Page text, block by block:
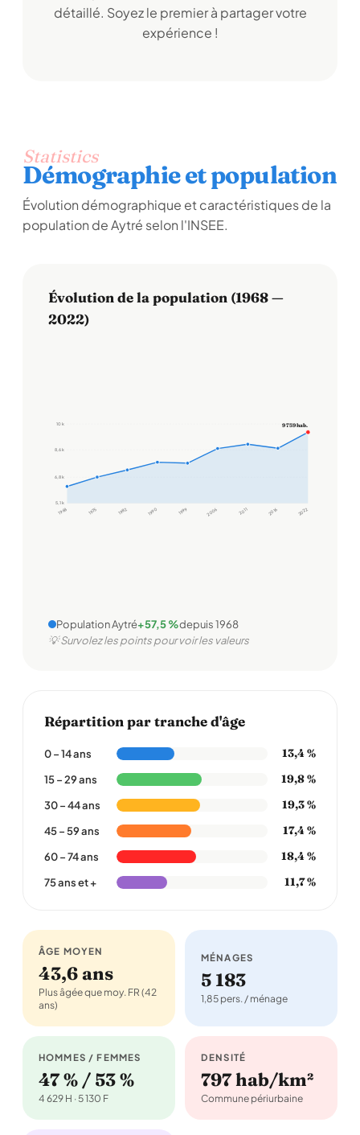
détaillé. Soyez le premier à partager votre
expérience !
Statistics
Démographie et population
Évolution démographique et caractéristiques de la
population de Aytré selon l'INSEE.
Évolution de la population (1968 —
2022)
5,1 k
6,8 k
8,6 k
10 k
1968 1975 1982 1990 1999 2006 2011 2016 2022
9 759 hab.
Population Aytré+57,5 %depuis 1968
💡 Survolez les points pour voir les valeurs
Répartition par tranche d'âge
0 – 14 ans 13,4 %
15 – 29 ans 19,8 %
30 – 44 ans 19,3 %
45 – 59 ans 17,4 %
60 – 74 ans 18,4 %
75 ans et + 11,7 %
ÂGE MOYEN
43,6 ans
Plus âgée que moy. FR (42
ans)
MÉNAGES
5 183
1,85 pers. / ménage
HOMMES / FEMMES
47 % / 53 %
4 629 H · 5 130 F
DENSITÉ
797 hab/km²
Commune périurbaine